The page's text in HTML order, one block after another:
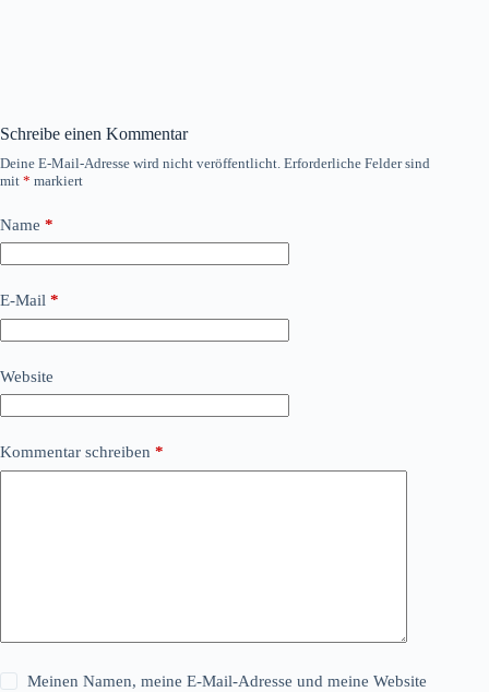
Schreibe einen Kommentar
Deine E-Mail-Adresse wird nicht veröffentlicht. Erforderliche Felder sind
mit * markiert
Name *
E-Mail *
Website
Kommentar schreiben *
Meinen Namen, meine E-Mail-Adresse und meine Website